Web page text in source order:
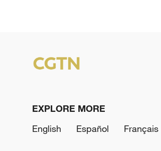
EXPLORE MORE
English
Español Français